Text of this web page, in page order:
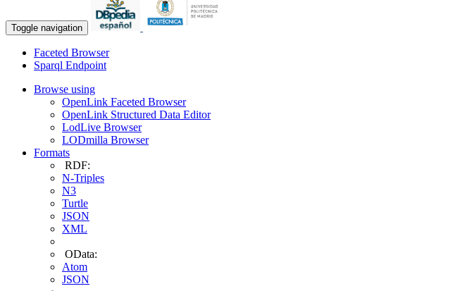
Toggle navigation
Faceted Browser
Sparql Endpoint
Browse using
OpenLink Faceted Browser
OpenLink Structured Data Editor
LodLive Browser
LODmilla Browser
Formats
RDF:
N-Triples
N3
Turtle
JSON
XML
OData:
Atom
JSON